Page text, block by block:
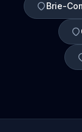
Brie-